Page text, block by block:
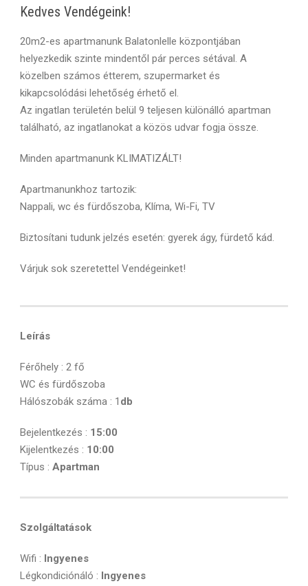
Kedves Vendégeink!
20m2-es apartmanunk Balatonlelle központjában
helyezkedik szinte mindentől pár perces sétával. A
közelben számos étterem, szupermarket és
kikapcsolódási lehetőség érhető el.
Az ingatlan területén belül 9 teljesen különálló apartman
található, az ingatlanokat a közös udvar fogja össze.
Minden apartmanunk KLIMATIZÁLT!
Apartmanunkhoz tartozik:
Nappali, wc és fürdőszoba, Klíma, Wi-Fi, TV
Biztosítani tudunk jelzés esetén: gyerek ágy, fürdető kád.
Várjuk sok szeretettel Vendégeinket!
Leírás
Férőhely : 2 fő
WC és fürdőszoba
Hálószobák száma : 1 db
Bejelentkezés : 15:00
Kijelentkezés : 10:00
Típus : Apartman
Szolgáltatások
Wifi : Ingyenes
Légkondiciónáló : Ingyenes